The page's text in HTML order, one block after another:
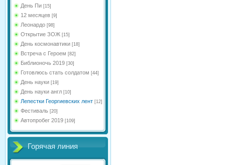
День Пи [15]
12 месяцев [9]
Леонардо [98]
Открытие ЗОЖ [15]
День космонавтики [18]
Встреча с Героем [82]
Библионочь 2019 [30]
Готовлюсь стать солдатом [44]
День науки [19]
День науки англ [10]
Лепестки Георгиевских лент [12]
Фестиваль [20]
Автопробег 2019 [109]
Горячая линия